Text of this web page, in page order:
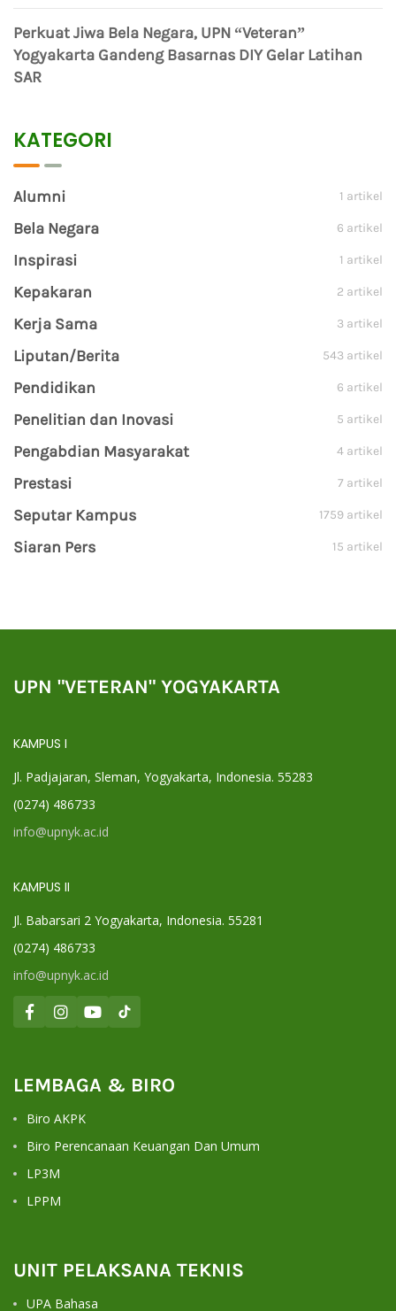
Perkuat Jiwa Bela Negara, UPN “Veteran”
Yogyakarta Gandeng Basarnas DIY Gelar Latihan
SAR
KATEGORI
Alumni 1 artikel
Bela Negara 6 artikel
Inspirasi 1 artikel
Kepakaran 2 artikel
Kerja Sama 3 artikel
Liputan/Berita 543 artikel
Pendidikan 6 artikel
Penelitian dan Inovasi 5 artikel
Pengabdian Masyarakat 4 artikel
Prestasi 7 artikel
Seputar Kampus 1759 artikel
Siaran Pers 15 artikel
UPN "VETERAN" YOGYAKARTA
KAMPUS I
Jl. Padjajaran, Sleman, Yogyakarta, Indonesia. 55283
(0274) 486733
info@upnyk.ac.id
KAMPUS II
Jl. Babarsari 2 Yogyakarta, Indonesia. 55281
(0274) 486733
info@upnyk.ac.id
LEMBAGA & BIRO
Biro AKPK
Biro Perencanaan Keuangan Dan Umum
LP3M
LPPM
UNIT PELAKSANA TEKNIS
UPA Bahasa